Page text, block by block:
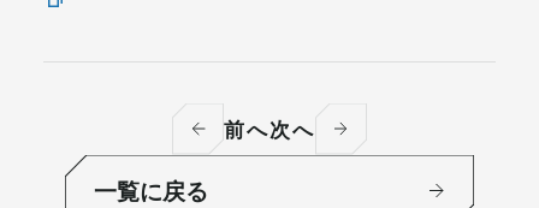
前へ次へ
一覧に戻る